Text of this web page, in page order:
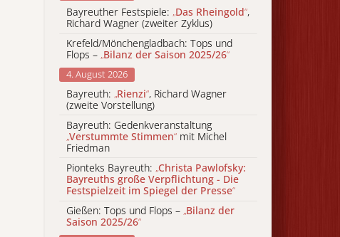
Bayreuther Festspiele: „Das Rheingold“,
Richard Wagner (zweiter Zyklus)
Krefeld/Mönchengladbach: Tops und
Flops – „Bilanz der Saison 2025/26“
4. August 2026
Bayreuth: „Rienzi“, Richard Wagner
(zweite Vorstellung)
Bayreuth: Gedenkveranstaltung
„Verstummte Stimmen“ mit Michel
Friedman
Pionteks Bayreuth: „Christa Pawlofsky:
Bayreuths große Verpflichtung - Die
Festspielzeit im Spiegel der Presse“
Gießen: Tops und Flops – „Bilanz der
Saison 2025/26“